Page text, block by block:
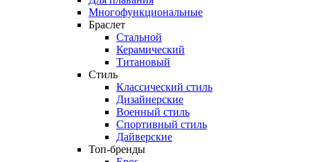
Многофункциональные
Браслет
Стальной
Керамический
Титановый
Стиль
Классический стиль
Дизайнерские
Военный стиль
Спортивный стиль
Дайверские
Топ-бренды